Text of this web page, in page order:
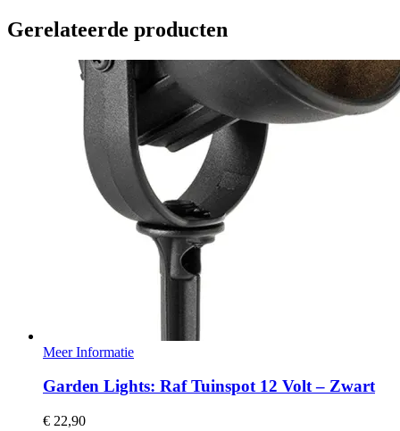
Gerelateerde producten
Meer Informatie
Garden Lights: Raf Tuinspot 12 Volt – Zwart
€ 22,90